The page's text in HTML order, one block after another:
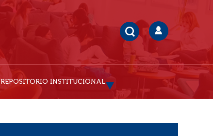
REPOSITORIO INSTITUCIONAL